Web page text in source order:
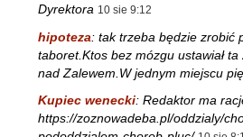
Dyrektora 10 sie 9:12
hipoteza: tak trzeba będzie zrobić
taboret.Ktos bez mózgu ustawiał ta
nad Zalewem.W jednym miejscu
Kupiec wenecki: Redaktor ma
https://zoznowadeba.pl/oddzialy/